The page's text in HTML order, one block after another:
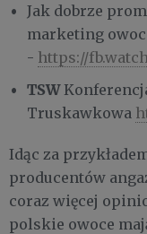
Jak dobrze
marketing
- https://
TSW
Truskawkowa
Idąc za
producentów
coraz więcej
polskie owoce